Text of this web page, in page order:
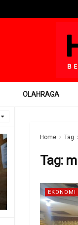
OLAHRAGA
Home Tag
Tag:
EKONOMI